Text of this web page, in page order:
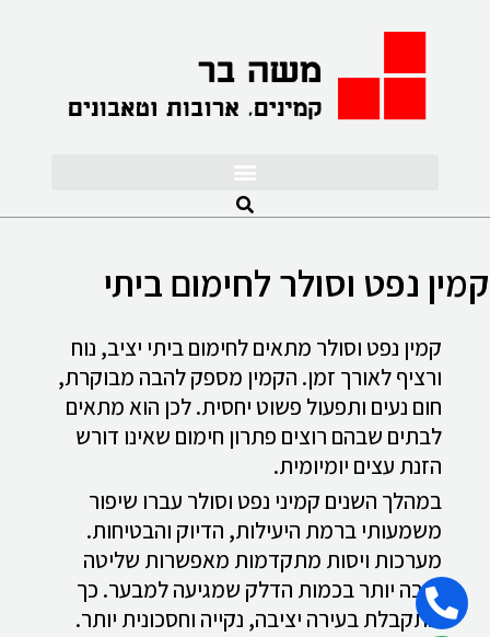
קמין נפט וסולר לחימום ביתי
קמין נפט וסולר מתאים לחימום ביתי יציב, נוח
ורציף לאורך זמן. הקמין מספק להבה מבוקרת,
חום נעים ותפעול פשוט יחסית. לכן הוא מתאים
לבתים שבהם רוצים פתרון חימום שאינו דורש
הזנת עצים יומיומית.
במהלך השנים קמיני נפט וסולר עברו שיפור
משמעותי ברמת היעילות, הדיוק והבטיחות.
מערכות ויסות מתקדמות מאפשרות שליטה
טובה יותר בכמות הדלק שמגיעה למבער. כך
מתקבלת בעירה יציבה, נקייה וחסכונית יותר.